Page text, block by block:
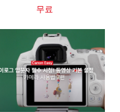
무료